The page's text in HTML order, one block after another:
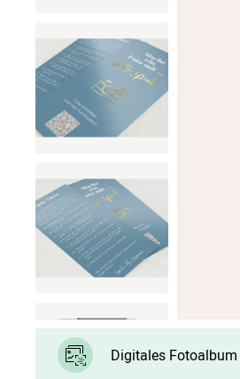
Digitales Fotoalbum